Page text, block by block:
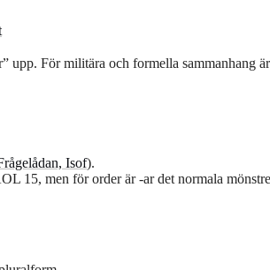
upp. För militära och formella sammanhang är
Isof).
15, men för order är -ar det normala